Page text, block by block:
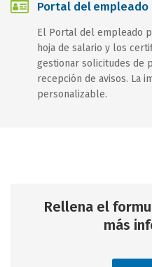
Portal del empleado
El Portal del empleado
hoja de salario y los
gestionar solicitudes de
recepción de avisos. La
personalizable.
Rellena el
más